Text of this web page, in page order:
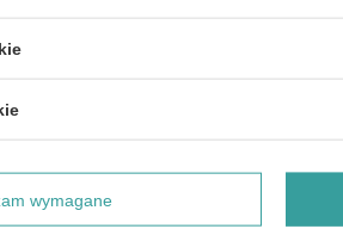
wymagane